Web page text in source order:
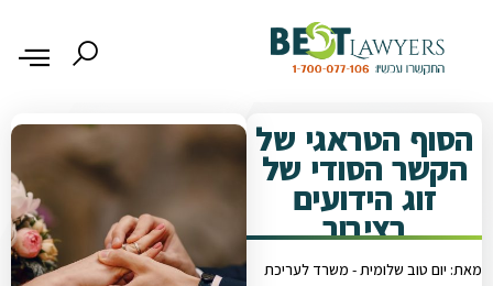
הסוף הטראגי של
הקשר הסודי של
זוג הידועים
בציבור
מאת: יום טוב שלומית - משרד לעריכת